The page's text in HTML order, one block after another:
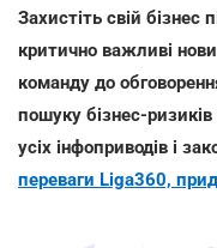
Захистіть свій бізнес
критично важливі
команду до
пошуку бізнес-
усіх інфоприводів і
переваги Liga360,